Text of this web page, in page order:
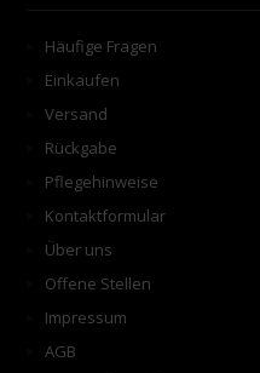
Häufige Fragen
Einkaufen
Versand
Rückgabe
Pflegehinweise
Kontaktformular
Über uns
Offene Stellen
Impressum
AGB